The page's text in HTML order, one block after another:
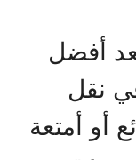
أفضل
نقل
أو أمتعة